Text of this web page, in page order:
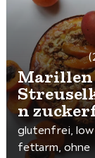
Marillen
n
glutenfrei, low
fettarm, ohne